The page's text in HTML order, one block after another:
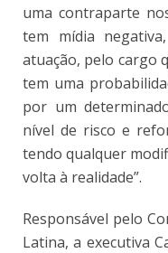
uma contraparte
tem mídia
atuação, pelo cargo
tem uma
por um
nível de risco e
tendo qualquer
volta à realidade”.
Responsável pelo
Latina, a executiva